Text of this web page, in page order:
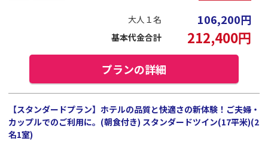
大人１名 106,200円
基本代金合計 212,400円
プランの詳細
【スタンダードプラン】ホテルの品質と快適さの新体験！ご夫婦・
カップルでのご利用に。(朝食付き) スタンダードツイン(17平米)(2
名1室)